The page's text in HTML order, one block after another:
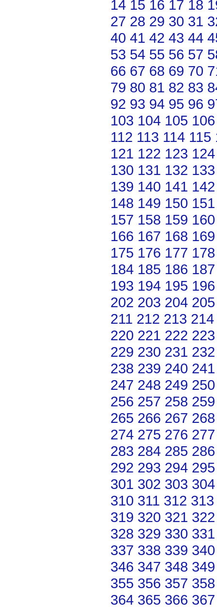
14 15 16 17 18
27 28 29 30 31
40 41 42 43 44
53 54 55 56 57
66 67 68 69 70
79 80 81 82 83
92 93 94 95 96
103 104 105 106
112 113 114 115
121 122 123 124
130 131 132 133
139 140 141 142
148 149 150 151
157 158 159 160
166 167 168 169
175 176 177 178
184 185 186 187
193 194 195 196
202 203 204 205
211 212 213 214
220 221 222 223
229 230 231 232
238 239 240 241
247 248 249 250
256 257 258 259
265 266 267 268
274 275 276 277
283 284 285 286
292 293 294 295
301 302 303 304
310 311 312 313
319 320 321 322
328 329 330 331
337 338 339 340
346 347 348 349
355 356 357 358
364 365 366 367